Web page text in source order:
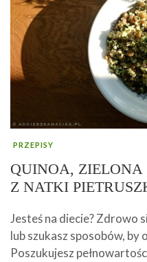
PRZEPISY
QUINOA, ZIELONA
Z NATKI
Jesteś na diecie? Zdrowo
lub szukasz sposobów, by
Poszukujesz